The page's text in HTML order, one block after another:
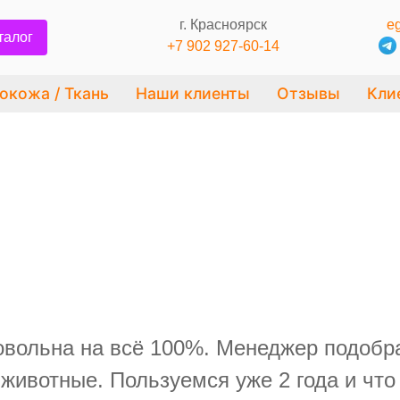
г. Красноярск
+7 902 927-60-14
/ Ткань Наши клиенты Отзывы
на всё 100%. Менеджер
Пользуемся уже 2 года и